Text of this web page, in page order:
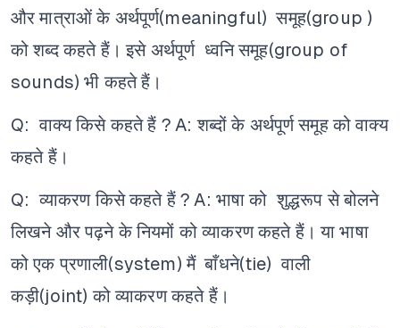
और मात्राओं के अर्थपूर्ण(meaningful) समूह(group )
को शब्द कहते हैं। इसे अर्थपूर्ण ध्वनि समूह(group of
sounds) भी कहते हैं।
Q: वाक्य किसे कहते हैं ? A: शब्दों के अर्थपूर्ण समूह को वाक्य
कहते हैं।
Q: व्याकरण किसे कहते हैं ? A: भाषा को शुद्धरूप से बोलने
लिखने और पढ़ने के नियमों को व्याकरण कहते हैं। या भाषा
को एक प्रणाली(system) मैं बाँधने(tie) वाली
कड़ी(joint) को व्याकरण कहते हैं।